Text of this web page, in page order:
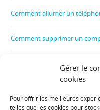
Gérer le
cookies
Pour offrir les meilleures
telles que les cookies pour
Comment allumer un
Comment supprimer un
Comment créer un film